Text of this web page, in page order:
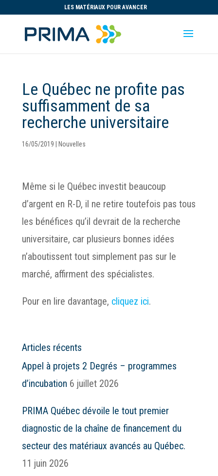
LES MATÉRIAUX POUR AVANCER
Le Québec ne profite pas
suffisamment de sa
recherche universitaire
16/05/2019 Nouvelles
Même si le Québec investit beaucoup
d’argent en R-D, il ne retire toutefois pas tous
les bénéfices qu’il devrait de la recherche
universitaire, car plusieurs bonnes idées
n’aboutissent tout simplement pas sur le
marché, affirment des spécialistes.
Pour en lire davantage, cliquez ici.
Articles récents
Appel à projets 2 Degrés – programmes
d’incubation 6 juillet 2026
PRIMA Québec dévoile le tout premier
diagnostic de la chaîne de financement du
secteur des matériaux avancés au Québec.
11 juin 2026